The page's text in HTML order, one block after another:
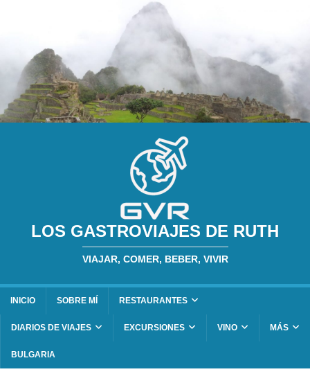
LOS GASTROVIAJES DE RUTH
VIAJAR, COMER, BEBER, VIVIR
INICIO SOBRE MÍ RESTAURANTES
DIARIOS DE VIAJES EXCURSIONES VINO MÁS
BULGARIA